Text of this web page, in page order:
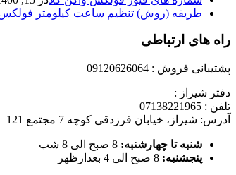
طریقه (روش) تنظیم ساعت کیلومتر
راه های ارتباطی
پشتیبانی فروش : 09120626064
دفتر شیراز :
تلفن : 07138221965
آدرس: شیراز، خیابان فرزدقی کوچه 7 مجتمع 121
شنبه تا چهارشنبه: 8 صبح الی 8 شب
پنجشنبه: 8 صبح الی 4 بعدازظهر